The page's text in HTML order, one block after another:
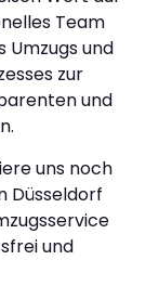
Team
Umzugs und
zur
und
uns noch
Düsseldorf
und